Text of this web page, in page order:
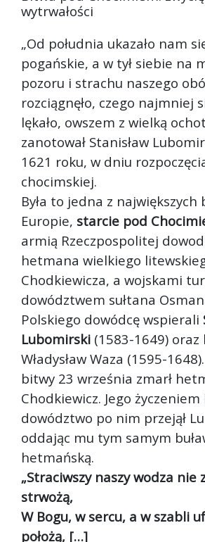
wytrwałości
„Od południa ukazało nam
pogańskie, a w tył siebie na
pozoru i strachu naszego
rozciągnęło, czego najmniej
lękało, owszem z wielką
zanotował Stanisław
1621 roku, w dniu
chocimskiej.
Była to jedna z największych
Europie, starcie pod
armią Rzeczpospolitej
hetmana wielkiego
Chodkiewicza, a wojskami
dowództwem sułtana
Polskiego dowódcę wspierali
Lubomirski (1583-1649) oraz
Władysław Waza (1595-
bitwy 23 września zmarł
Chodkiewicz. Jego życzeniem
dowództwo po nim przejął
oddając mu tym samym
hetmańską.
„Straciwszy naszy wodza nie
strwożą,
W Bogu, w sercu, a w szabli
położą, […]